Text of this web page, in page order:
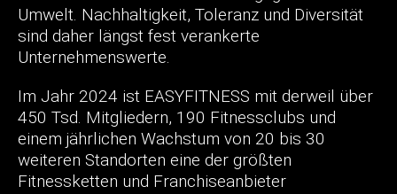
Umwelt. Nachhaltigkeit, Toleranz und Diversität
sind daher längst fest verankerte
Unternehmenswerte.
Im Jahr 2024 ist EASYFITNESS mit derweil über
450 Tsd. Mitgliedern, 190 Fitnessclubs und
einem jährlichen Wachstum von 20 bis 30
weiteren Standorten eine der größten
Fitnessketten und Franchiseanbieter